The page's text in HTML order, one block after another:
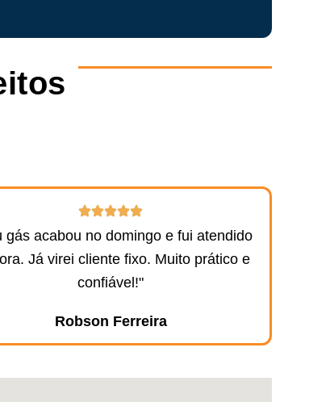
gás acabou no domingo e fui atendido
Já virei cliente fixo. Muito prático e
confiável!"
Robson Ferreira